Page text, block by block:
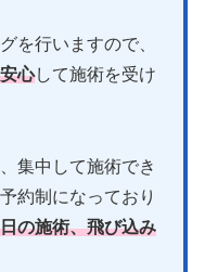
を行いますので、
心して施術を受け
集中して施術でき
約制になっており
の施術、飛び込み